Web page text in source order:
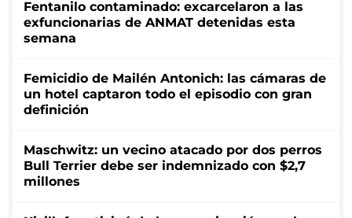
Fentanilo contaminado: excarcelaron a las
exfuncionarias de ANMAT detenidas esta
semana
Femicidio de Mailén Antonich: las cámaras de
un hotel captaron todo el episodio con gran
definición
Maschwitz: un vecino atacado por dos perros
Bull Terrier debe ser indemnizado con $2,7
millones